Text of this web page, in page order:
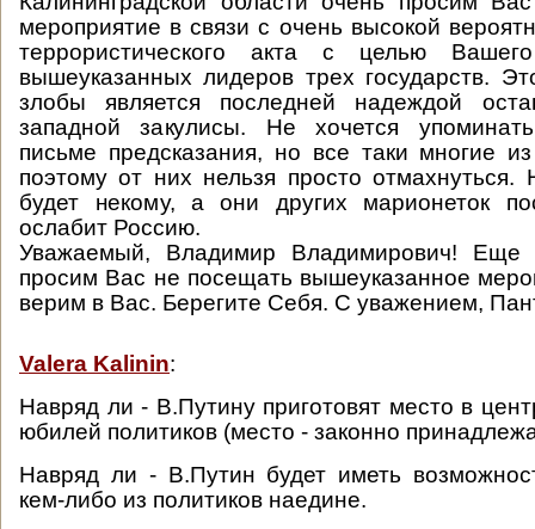
мероприятие в связи с очень высокой
террористического акта с целью
вышеуказанных лидеров трех государств.
злобы является последней надеждой
западной закулисы. Не хочется
письме предсказания, но все таки многие
поэтому от них нельзя просто
будет некому, а они других марионеток
ослабит Россию.
Уважаемый, Владимир Владимирович! Еще
просим Вас не посещать вышеуказанное
верим в Вас. Берегите Себя. С уважением,
Valera Kalinin:
Навряд ли - В.Путину приготовят место в
юбилей политиков (место - законно
Навряд ли - В.Путин будет иметь
кем-либо из политиков наедине.